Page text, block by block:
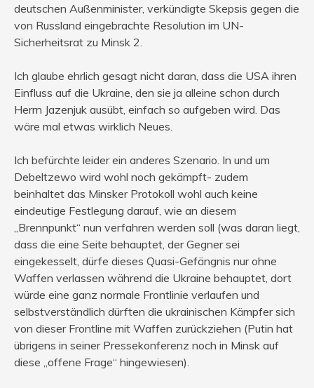
deutschen Außenminister, verkündigte Skepsis gegen die
von Russland eingebrachte Resolution im UN-
Sicherheitsrat zu Minsk 2.
Ich glaube ehrlich gesagt nicht daran, dass die USA ihren
Einfluss auf die Ukraine, den sie ja alleine schon durch
Herrn Jazenjuk ausübt, einfach so aufgeben wird. Das
wäre mal etwas wirklich Neues.
Ich befürchte leider ein anderes Szenario. In und um
Debeltzewo wird wohl noch gekämpft- zudem
beinhaltet das Minsker Protokoll wohl auch keine
eindeutige Festlegung darauf, wie an diesem
„Brennpunkt“ nun verfahren werden soll (was daran liegt,
dass die eine Seite behauptet, der Gegner sei
eingekesselt, dürfe dieses Quasi-Gefängnis nur ohne
Waffen verlassen während die Ukraine behauptet, dort
würde eine ganz normale Frontlinie verlaufen und
selbstverständlich dürften die ukrainischen Kämpfer sich
von dieser Frontline mit Waffen zurückziehen (Putin hat
übrigens in seiner Pressekonferenz noch in Minsk auf
diese „offene Frage“ hingewiesen).